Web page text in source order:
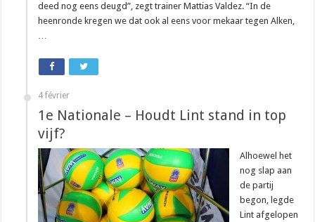
deed nog eens deugd”, zegt trainer Mattias Valdez. “In de
heenronde kregen we dat ook al eens voor mekaar tegen Alken,
…
4 février
1e Nationale – Houdt Lint stand in top
vijf?
Alhoewel het
nog slap aan
de partij
begon, legde
Lint afgelopen